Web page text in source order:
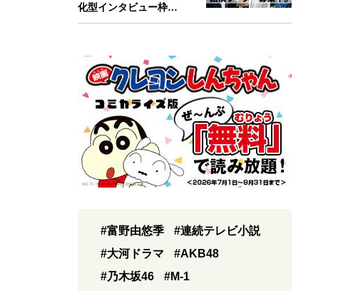
化型インタビュー枠
『Key person』始…
#富野由悠季
#連続テレビ小説
#大河ドラマ
#AKB48
#乃木坂46
#M-1